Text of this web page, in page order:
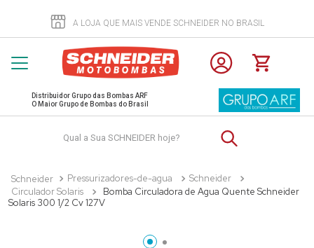
A LOJA QUE MAIS VENDE SCHNEIDER NO BRASIL
Distribuidor Grupo das Bombas ARF
O Maior Grupo de Bombas do Brasil
Qual a Sua SCHNEIDER hoje?
Pressurizadores-de-agua
Schneider
Circulador Solaris
Bomba Circuladora de Agua Quente Schneider
Solaris 300 1/2 Cv 127V